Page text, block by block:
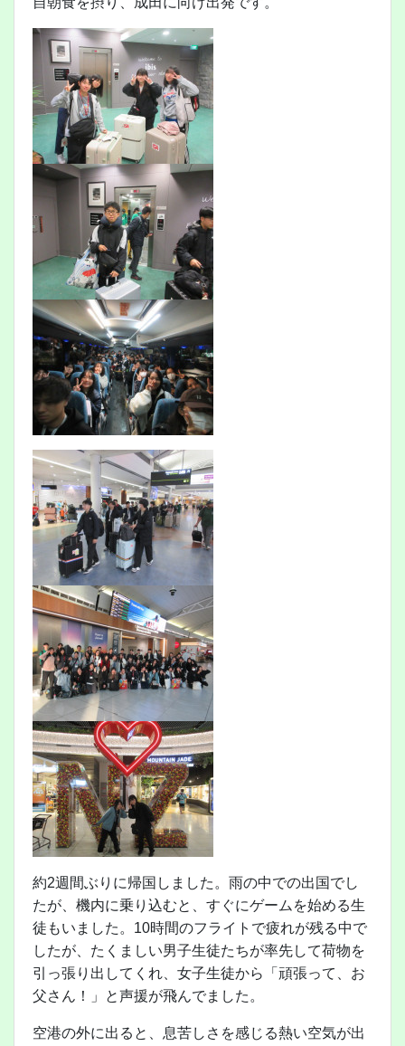
約2週間ぶりに帰国しました。雨の中での出国でし
たが、機内に乗り込むと、すぐにゲームを始める生
徒もいました。10時間のフライトで疲れが残る中で
したが、たくましい男子生徒たちが率先して荷物を
引っ張り出してくれ、女子生徒から「頑張って、お
父さん！」と声援が飛んでました。
空港の外に出ると、息苦しさを感じる熱い空気が出